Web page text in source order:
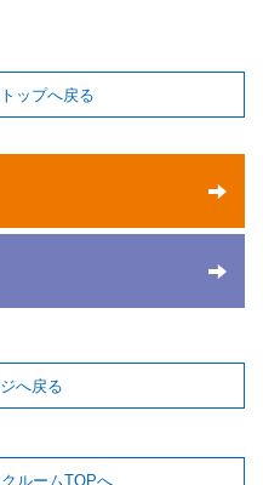
ップへ戻る
へ戻る
ルームTOPへ